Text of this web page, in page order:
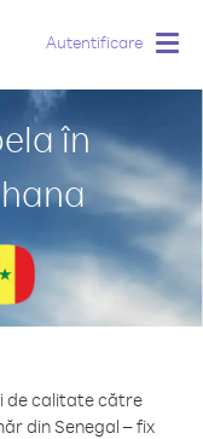
Autentificare
în
de calitate către
din Senegal – fix